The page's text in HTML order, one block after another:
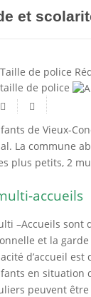
et
Taille de police
taille de police
de Vieux-
La commune
plus petits, 2
accueils
–Accueils
et la
d’accueil
en situation
peuvent être